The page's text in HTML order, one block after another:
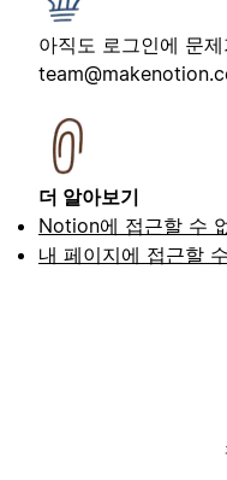
아직도 로그인에 문
더 알아보기
Notion에 접근할 수
내 페이지에 접근할